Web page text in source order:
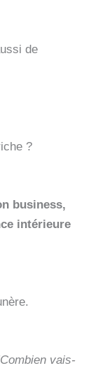
de
?
business,
intérieure
vais-